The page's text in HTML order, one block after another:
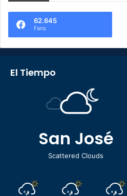
62.645
Fans
El Tiempo
San José
Scattered Clouds